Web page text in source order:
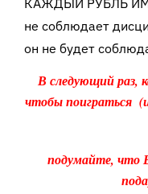
не соблюдает
он не будет
В следующий раз,
чтобы поиграться
подумайте,